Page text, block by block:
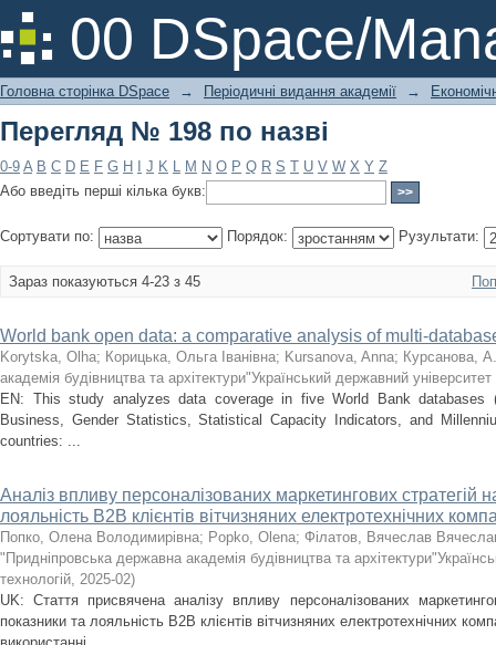
00 DSpace/
Перегляд № 198 по назві
Головна сторінка DSpace → Періодичні видання академії →
Перегляд № 198 по назві
0-9 A B C D E F G H J K L M N O P Q R S T U V W X Y Z
Або введіть перші кілька букв:
Сортувати по: Порядок: Рузультати:
Зараз показуються 4-23 з 45
World bank open data: a comparative analysis of multi-
Korytska, Olha; Корицька, Ольга Іванівна; Kursanova, Anna; Курсанова,
академія будівництва та архітектури"Український державний університет
EN: This study analyzes data coverage in five World Bank databases
Business, Gender Statistics, Statistical Capacity Indicators, and
countries: ...
Аналіз впливу персоналізованих маркетингових стратегій
лояльність В2В клієнтів вітчизняних електротехнічних
Попко, Олена Володимирівна; Popko, Olena; Філатов, Вячеслав
"Придніпровська державна академія будівництва та
технологій, 2025-02)
UK: Стаття присвячена аналізу впливу персоналізованих
показники та лояльність В2В клієнтів вітчизняних електротехнічних